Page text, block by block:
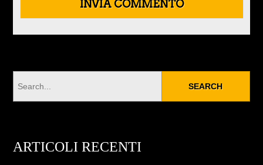
ARTICOLI RECENTI